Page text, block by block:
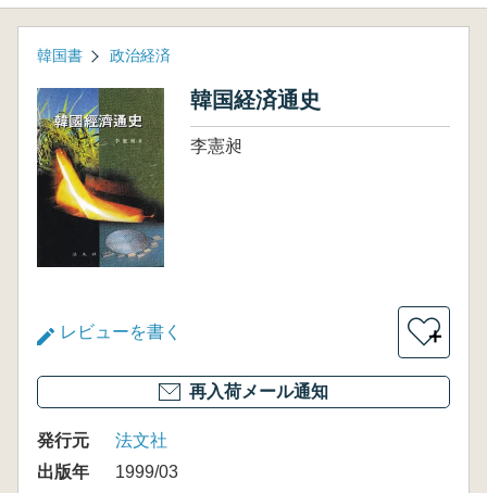
韓国書 政治経済
韓国経済通史
李憲昶
レビューを書く ＋
再入荷メール通知
発行元
法文社
出版年
1999/03